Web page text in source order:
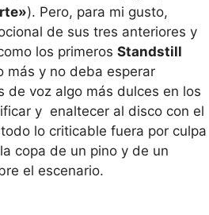
). Pero, para mi gusto,
de sus tres anteriores y
los primeros Standstill
más y no deba esperar
de voz algo más dulces en los
y enaltecer al disco con el
lo criticable fuera por culpa
copa de un pino y de un
el escenario.